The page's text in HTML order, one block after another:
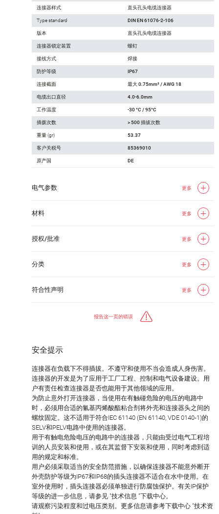
连接器样式 直头孔头电缆连接器
Type standard DIN EN 61076-2-106
版本 直头孔头电缆连接器
连接器锁定装置 螺钉
接线方式 焊接
防护等级 IP67
连接截面 最大 0.75mm² / AWG 18
电缆出口直径 4.0-6.0mm
工作温度 -30 °C / 95°C
插拨次数 > 500 插拔次数
重量 (gr) 53.37
客户关税号 85369010
原产国 DE
电气参数 更多
材料 更多
授权/批准 更多
分类 更多
符合性声明 更多
报告这一页的错误
安全提示
连接器在负载下不得插拔。不遵守和使用不当会造成人身伤害。
连接器的开发是为了应用于工厂工程、控制和电气设备建设。用
户有责任检查连接器是否也能用于其他领域的应用。
为防止意外打开连接器，当使用在有触碰危险的电压的电路中
时，必须用合适的氰基丙烯酸酯粘合剂将外壳和连接器头之间的
螺纹固定。这不适用于符合IEC 61140 (EN 61140, VDE 0140-1)的
SELV和PELV电路中使用的连接器。
用于有触电危险电压的电路中的连接器，只能由受过电气工程培
训的人员安装和使用，或在其监督下安装和使用，同时考虑到适
用的规定和标准。
用户必须采取适当的安全防范措施，以确保连接器不能意外断开
外壳防护等级为IP67和IP68的插头连接器不适合在水中使用。在
室外使用时，插头连接器必须单独进行防腐蚀保护。有关IP保护
等级的进一步信息，请参见 "技术信息 "下载中心。
请观察污染程度和过电压类别。更多信息请参考下载中心 "技术资